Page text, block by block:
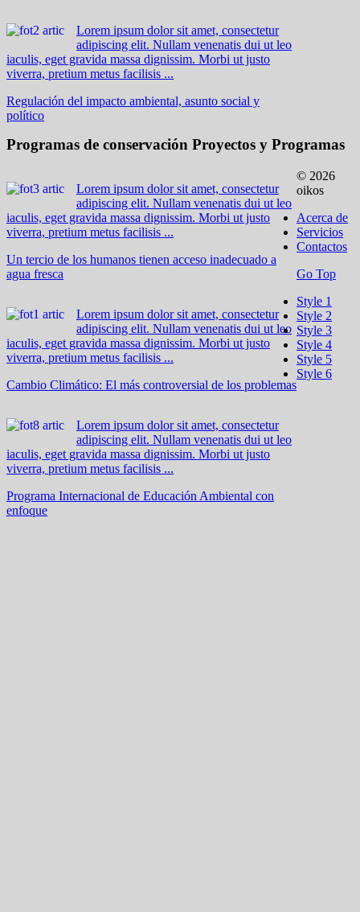
Lorem ipsum dolor sit amet, consectetur
adipiscing elit. Nullam venenatis dui ut leo
iaculis, eget gravida massa dignissim. Morbi ut justo
viverra, pretium metus facilisis ...
Regulación del impacto ambiental, asunto social y
político
Programas de conservación Proyectos y Programas
Lorem ipsum dolor sit amet, consectetur
adipiscing elit. Nullam venenatis dui ut leo
iaculis, eget gravida massa dignissim. Morbi ut justo
viverra, pretium metus facilisis ...
Un tercio de los humanos tienen acceso inadecuado a
agua fresca
Lorem ipsum dolor sit amet, consectetur
adipiscing elit. Nullam venenatis dui ut leo
iaculis, eget gravida massa dignissim. Morbi ut justo
viverra, pretium metus facilisis ...
Cambio Climático: El más controversial de los problemas
Lorem ipsum dolor sit amet, consectetur
adipiscing elit. Nullam venenatis dui ut leo
iaculis, eget gravida massa dignissim. Morbi ut justo
viverra, pretium metus facilisis ...
Programa Internacional de Educación Ambiental con
enfoque
© 2026
oikos
Acerca de
Servicios
Contactos
Go Top
Style 1
Style 2
Style 3
Style 4
Style 5
Style 6